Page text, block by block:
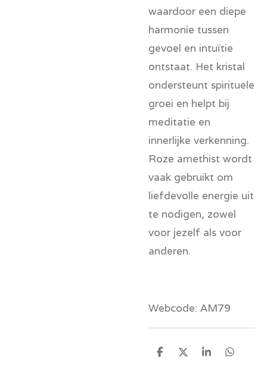
waardoor een diepe
harmonie tussen
gevoel en intuïtie
ontstaat. Het kristal
ondersteunt spirituele
groei en helpt bij
meditatie en
innerlijke verkenning.
Roze amethist wordt
vaak gebruikt om
liefdevolle energie uit
te nodigen, zowel
voor jezelf als voor
anderen.
Webcode: AM79
D
D
S
D